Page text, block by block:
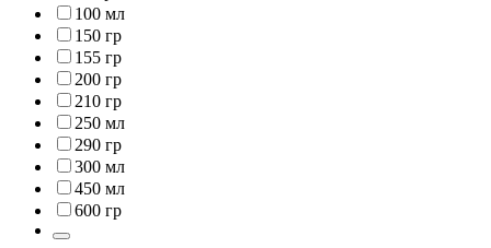
100 мл
150 гр
155 гр
200 гр
210 гр
250 мл
290 гр
300 мл
450 мл
600 гр